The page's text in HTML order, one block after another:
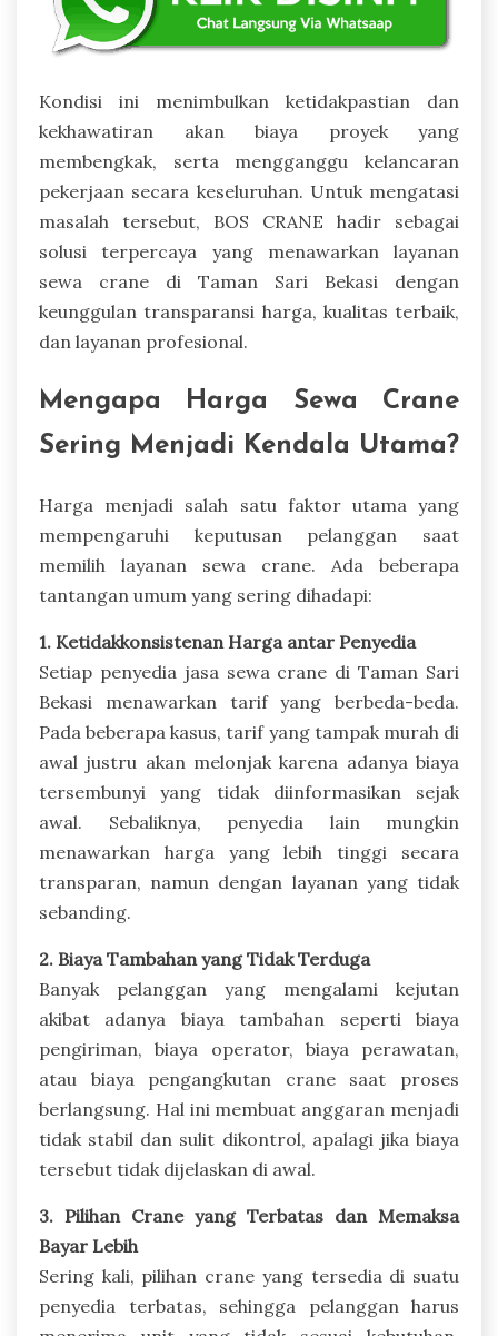
Kondisi ini menimbulkan ketidakpastian dan
kekhawatiran akan biaya proyek yang
membengkak, serta mengganggu kelancaran
pekerjaan secara keseluruhan. Untuk mengatasi
masalah tersebut, BOS CRANE hadir sebagai
solusi terpercaya yang menawarkan layanan
sewa crane di Taman Sari Bekasi dengan
keunggulan transparansi harga, kualitas terbaik,
dan layanan profesional.
Mengapa Harga Sewa Crane
Sering Menjadi Kendala Utama?
Harga menjadi salah satu faktor utama yang
mempengaruhi keputusan pelanggan saat
memilih layanan sewa crane. Ada beberapa
tantangan umum yang sering dihadapi:
1. Ketidakkonsistenan Harga antar Penyedia
Setiap penyedia jasa sewa crane di Taman Sari
Bekasi menawarkan tarif yang berbeda-beda.
Pada beberapa kasus, tarif yang tampak murah di
awal justru akan melonjak karena adanya biaya
tersembunyi yang tidak diinformasikan sejak
awal. Sebaliknya, penyedia lain mungkin
menawarkan harga yang lebih tinggi secara
transparan, namun dengan layanan yang tidak
sebanding.
2. Biaya Tambahan yang Tidak Terduga
Banyak pelanggan yang mengalami kejutan
akibat adanya biaya tambahan seperti biaya
pengiriman, biaya operator, biaya perawatan,
atau biaya pengangkutan crane saat proses
berlangsung. Hal ini membuat anggaran menjadi
tidak stabil dan sulit dikontrol, apalagi jika biaya
tersebut tidak dijelaskan di awal.
3. Pilihan Crane yang Terbatas dan Memaksa
Bayar Lebih
Sering kali, pilihan crane yang tersedia di suatu
penyedia terbatas, sehingga pelanggan harus